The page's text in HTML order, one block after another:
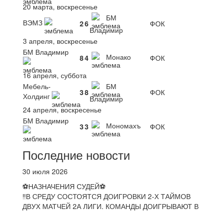
20 марта, воскресенье
ВЭМЗ
26
БМ
Владимир
ФОК
3 апреля, воскресенье
БМ Владимир
84 Монако
ФОК
16 апреля, суббота
Мебель-
Холдинг
38
БМ
Владимир
ФОК
24 апреля, воскресенье
БМ Владимир
33 Мономахъ ФОК
Последние новости
30 июля 2026
⚽НАЗНАЧЕНИЯ СУДЕЙ⚽
‼В СРЕДУ СОСТОЯТСЯ ДОИГРОВКИ 2-Х ТАЙМОВ
ДВУХ МАТЧЕЙ 2А ЛИГИ. КОМАНДЫ ДОИГРЫВАЮТ В